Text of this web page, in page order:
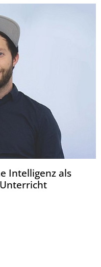
Intelligenz als
als didaktisches